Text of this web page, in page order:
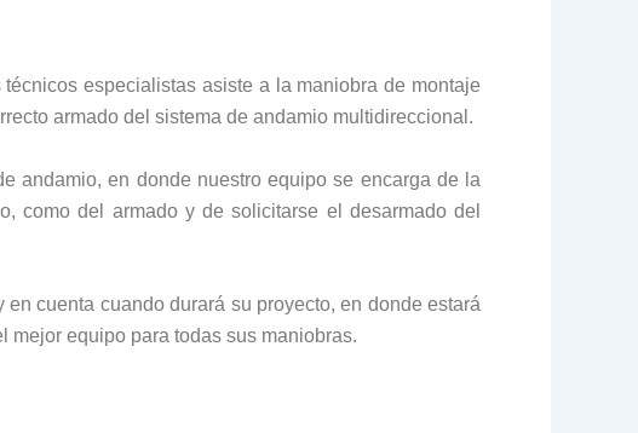
especialistas asiste a la maniobra de montaje
armado del sistema de andamio multidireccional.
andamio, en donde nuestro equipo se encarga de la
como del armado y de solicitarse el desarmado del
cuenta cuando durará su proyecto, en donde estará
mejor equipo para todas sus maniobras.